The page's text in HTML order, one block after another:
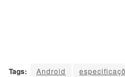
Tags: Android